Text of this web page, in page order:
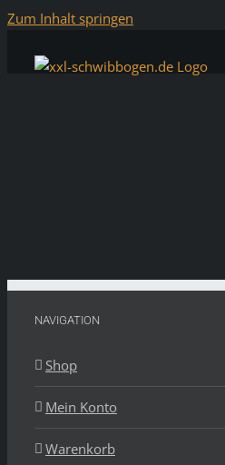
Zum Inhalt springen
NAVIGATION
Shop
Mein Konto
Warenkorb